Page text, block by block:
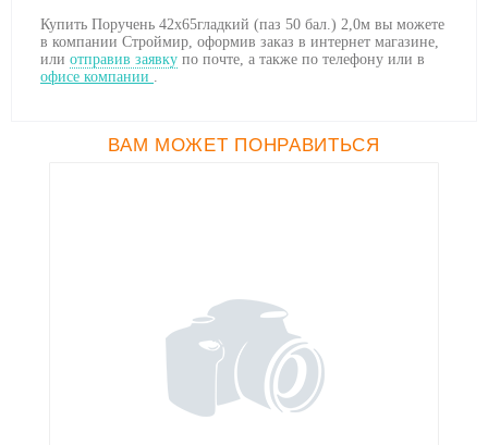
Купить Поручень 42х65гладкий (паз 50 бал.) 2,0м вы можете
в компании Строймир, оформив заказ в интернет магазине,
или отправив заявку по почте, а также по телефону или в
офисе компании .
ВАМ МОЖЕТ ПОНРАВИТЬСЯ